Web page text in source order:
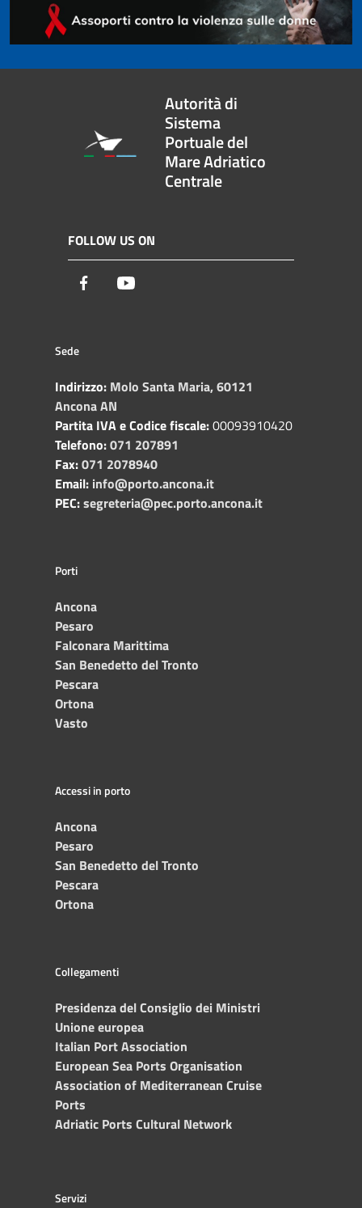
Autorità di
Sistema
Portuale del
Mare Adriatico
Centrale
FOLLOW US ON
Facebook
Sede
Indirizzo: Molo Santa Maria, 60121
Ancona AN
Partita IVA e Codice fiscale:00093910420
Telefono:071 207891
Fax:071 2078940
Email: info@porto.ancona.it
PEC:segreteria@pec.porto.ancona.it
Porti
Ancona
Pesaro
Falconara Marittima
San Benedetto del Tronto
Pescara
Ortona
Vasto
Accessi in porto
Ancona
Pesaro
San Benedetto del Tronto
Pescara
Ortona
Collegamenti
Presidenza del Consiglio dei Ministri
Unione europea
Italian Port Association
European Sea Ports Organisation
Association of Mediterranean Cruise
Ports
Adriatic Ports Cultural Network
Servizi